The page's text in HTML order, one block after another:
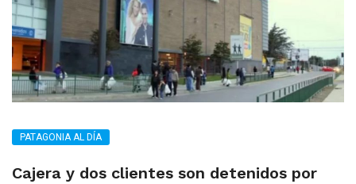
PATAGONIA AL DÍA
Cajera y dos clientes son detenidos por